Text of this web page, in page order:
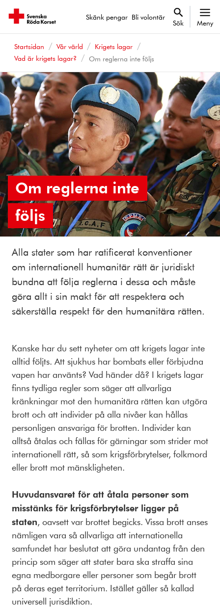
Skänk pengar Bli volontär
Sök Meny
Startsidan Vår värld
Krigets lagar
Vad är krigets lagar?
Om reglerna inte följs
Om reglerna inte
följs
Alla stater som har ratificerat konventioner
om internationell humanitär rätt är juridiskt
bundna att följa reglerna i dessa och måste
göra allt i sin makt för att respektera och
säkerställa respekt för den humanitära rätten.
Kanske har du sett nyheter om att krigets lagar inte
alltid följts. Att sjukhus har bombats eller förbjudna
vapen har använts? Vad händer då? I krigets lagar
finns tydliga regler som säger att allvarliga
kränkningar mot den humanitära rätten kan utgöra
brott och att individer på alla nivåer kan hållas
personligen ansvariga för brotten. Individer kan
alltså åtalas och fällas för gärningar som strider mot
internationell rätt, så som krigsförbrytelser, folkmord
eller brott mot mänskligheten.
Huvudansvaret för att åtala personer som
misstänks för krigsförbrytelser ligger på
staten, oavsett var brottet begicks. Vissa brott anses
nämligen vara så allvarliga att internationella
samfundet har beslutat att göra undantag från den
princip som säger att stater bara ska straffa sina
egna medborgare eller personer som begår brott
på deras eget territorium. Istället gäller så kallad
universell jurisdiktion.